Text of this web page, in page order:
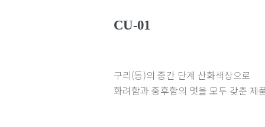
CU-01
구리(동)의 중간 단계 산화색상으로
화려함과 중후함의 멋을 모두 갖춘 제